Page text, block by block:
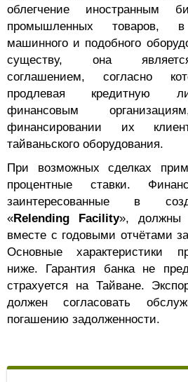
облегчение иностранным
промышленных товаров,
машинного и подобного
существу, она
соглашением, согласно
продлевая кредитную
финансовым
финансировании их
тайваньского оборудования.
При возможных сделках
процентные ставки.
заинтересованные в
«Relending Facility», должны
вместе с годовыми отчётами
Основные характеристики
ниже. Гарантия банка не
страхуется на Тайване.
должен согласовать
погашению задолженности.